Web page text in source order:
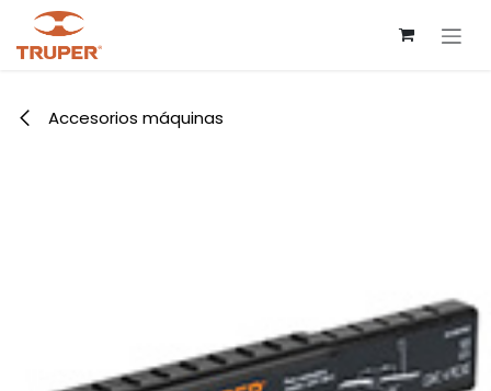
Ir al contenido
Accesorios máquinas